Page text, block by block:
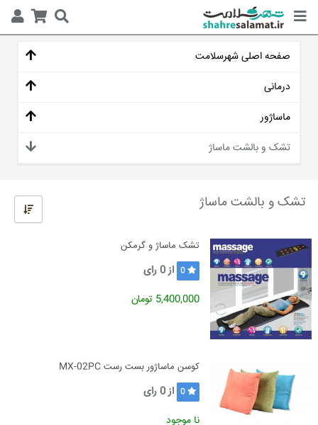
صفحه اصلی شهرسلامت
درمانی
ماساژور
تشک و بالشت ماساژ
تشک و بالشت ماساژ
تشک ماساژ و گرمکن
0 از0 رای
5,400,000 تومان
کوسن ماساژور بست رست MX-02PC
0 از0 رای
نا موجود